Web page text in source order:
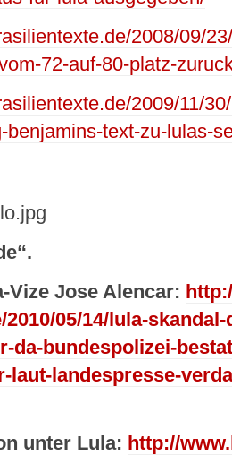
2008/09/
72-auf-80-platz-
2009/11/
benjamins-text-zu-lulas-
Vize Jose Alencar:
2010/05/14/lula-
da-bundespolizei-
laut-landespresse-
unter Lula: http://